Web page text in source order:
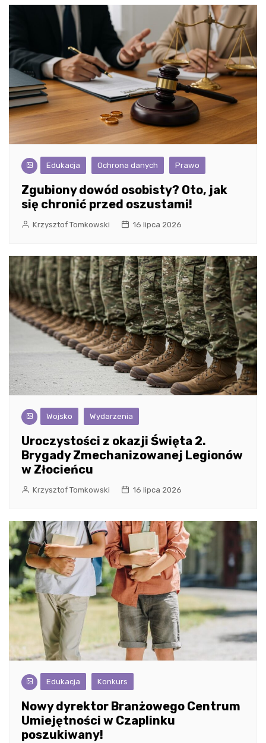
Edukacja Ochrona danych Prawo
Zgubiony dowód osobisty? Oto, jak
się chronić przed oszustami!
Krzysztof Tomkowski 16 lipca 2026
Wojsko Wydarzenia
Uroczystości z okazji Święta 2.
Brygady Zmechanizowanej Legionów
w Złocieńcu
Krzysztof Tomkowski 16 lipca 2026
Edukacja Konkurs
Nowy dyrektor Branżowego Centrum
Umiejętności w Czaplinku
poszukiwany!